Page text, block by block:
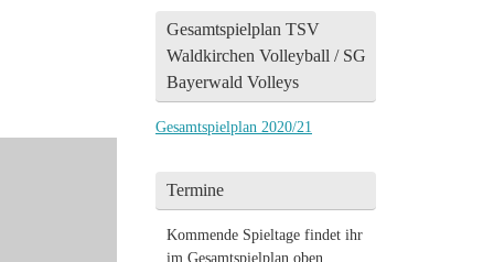
Gesamtspielplan TSV
Waldkirchen Volleyball / SG
Bayerwald Volleys
Gesamtspielplan 2020/21
Termine
Kommende Spieltage findet ihr
im Gesamtspielplan oben